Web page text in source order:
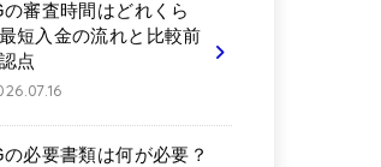
の審査時間はどれくら
短入金の流れと比較前
点
の必要書類は何が必要？